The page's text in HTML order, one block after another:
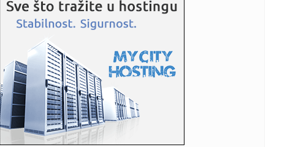
18:56: I Vojska Srbije biće angažovana na gašenju požara u
Deliblats...
18:52:
Rusiji zas...
18:49:Trebinjski vatrogasci obuzdali požar: Asfaltna baza više
nije u...
18:49:Psiholozi protiv uvođenja putničkih aviona bez prozora
18:49:Uhapšeni u akciji "Trasa" sproveden u OJT Banjaluka